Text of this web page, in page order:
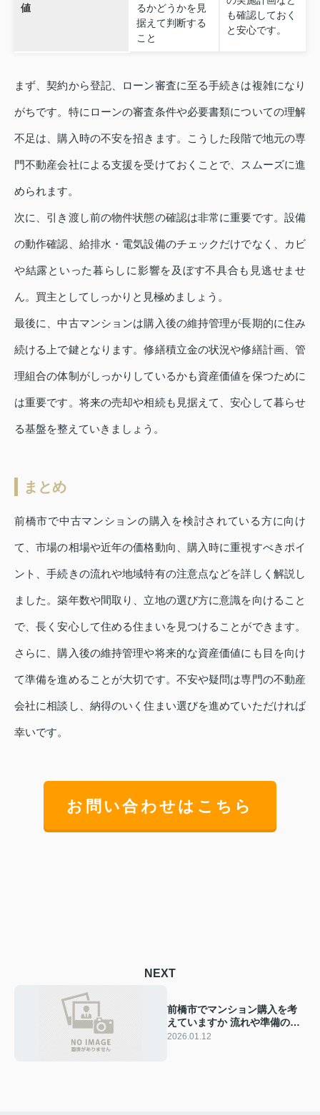
値
るかどうかを見
据えて判断する
こと
も確認しておく
と安心です。
まず、契約から登記、ローン審査に至る手続きは複雑になり
がちです。特にローンの審査条件や必要書類についての理解
不足は、購入時の不安を招きます。こうした段階で地元の専
門不動産会社による支援を受けておくことで、スムーズに進
められます。
次に、引き渡し前の物件状態の確認は非常に重要です。設備
の動作確認、給排水・電気設備のチェックだけでなく、カビ
や結露といった暮らしに影響を及ぼす不具合も見逃せませ
ん。買主としてしっかりと見極めましょう。
最後に、中古マンションは購入後の維持管理が長期的に住み
続ける上で鍵となります。修繕積立金の状況や修繕計画、管
理組合の体制がしっかりしているかも資産価値を保つために
は重要です。将来の売却や相続も見据えて、安心して暮らせ
る基盤を整えていきましょう。
まとめ
前橋市で中古マンションの購入を検討されている方に向け
て、市場の相場や近年の価格動向、購入時に重視すべきポイ
ント、手続きの流れや地域特有の注意点などを詳しく解説し
ました。築年数や間取り、立地の選び方に意識を向けること
で、長く安心して住める住まいを見つけることができます。
さらに、購入後の維持管理や将来的な資産価値にも目を向け
て準備を進めることが大切です。不安や疑問は専門の不動産
会社に相談し、納得のいく住まい選びを進めていただければ
幸いです。
お問い合わせはこちら
NEXT
前橋市でマンション購入を考
えていますか 流れや準備のポ
イントを解説
2026.01.12